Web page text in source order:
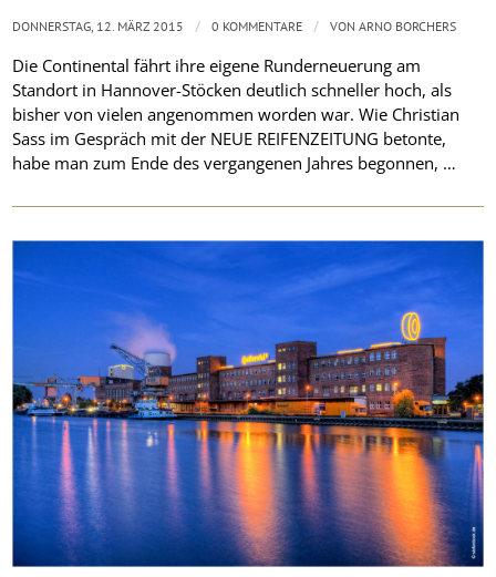
Die Continental fährt ihre eigene Runderneuerung am
Standort in Hannover-Stöcken deutlich schneller hoch, als
bisher von vielen angenommen worden war. Wie Christian
Sass im Gespräch mit der NEUE REIFENZEITUNG betonte,
habe man zum Ende des vergangenen Jahres begonnen, …
DONNERSTAG, 12. MÄRZ 2015 / 0 KOMMENTARE / VONARNO BORCHERS